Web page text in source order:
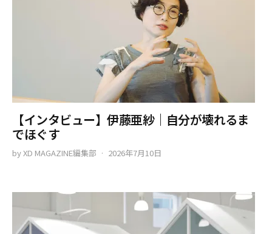
【インタビュー】伊藤亜紗｜自分が壊れるま
でほぐす
byXD MAGAZINE編集部 2026年7月10日